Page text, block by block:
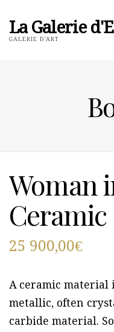
La Galerie
GALERIE D'ART
Woman
Ceramic
25 900,00€
A ceramic material
metallic, often
carbide material.